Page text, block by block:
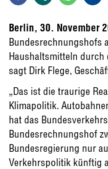
Berlin, 30. November
Bundesrechnungshofs
Haushaltsmitteln
sagt Dirk Flege,
„Das ist die traurige
Klimapolitik.
hat das
Bundesrechnungshof
Bundesregierung nur
Verkehrspolitik künftig